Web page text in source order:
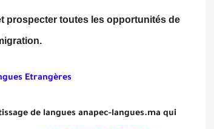
prospecter toutes les opportunités de
Etrangères
de langues anapec-langues.ma qui